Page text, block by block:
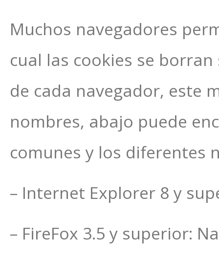
Muchos navegadores
cual las cookies se
de cada navegador, este
nombres, abajo puede
comunes y los diferentes
– Internet Explorer 8 y
– FireFox 3.5 y superior: